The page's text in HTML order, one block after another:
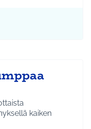
kaiken